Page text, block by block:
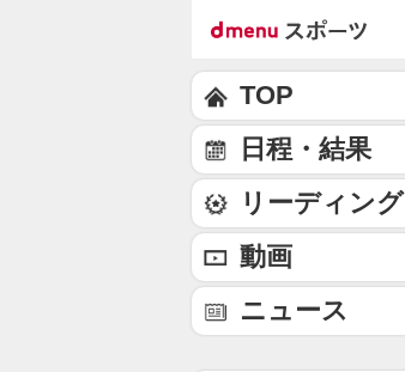
TOP
日程・結果
リーディング
動画
ニュース